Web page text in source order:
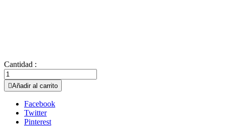
Cantidad :
Añadir al carrito
Facebook
Twitter
Pinterest